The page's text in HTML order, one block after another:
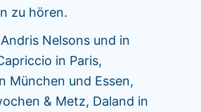
zu hören.
Nelsons und in
in Paris,
München und Essen,
& Metz, Daland in